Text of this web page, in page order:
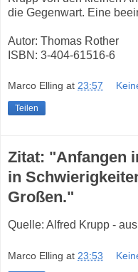
die Gegenwart. Eine
Autor: Thomas Rother
ISBN: 3-404-61516-6
Marco Elling at 23:57
Teilen
Zitat: "Anfangen
in
Großen."
Quelle: Alfred Krupp -
Marco Elling at 23:53